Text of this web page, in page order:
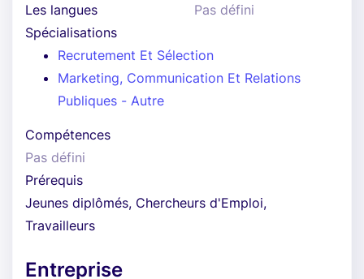
Les langues
Pas défini
Spécialisations
Recrutement Et Sélection
Marketing, Communication Et Relations
Publiques - Autre
Compétences
Pas défini
Prérequis
Jeunes diplômés, Chercheurs d'Emploi,
Travailleurs
Entreprise